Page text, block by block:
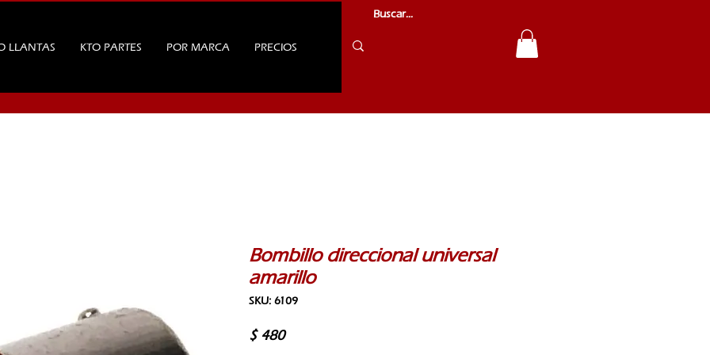
LLANTAS KTO PARTES POR MARCA PRECIOS
Bombillo direccional universal
amarillo
SKU: 6109
$ 480Precio